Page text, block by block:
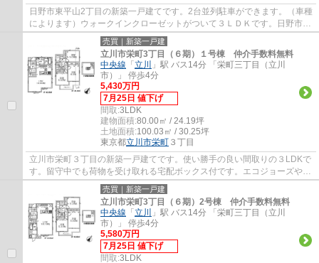
日野市東平山2丁目の新築一戸建てです。2台並列駐車ができます。（車種
によります）ウォークインクローゼットがついて３ＬＤＫです。日野市で
お住まいをお探しなら多摩地区に詳しいエ...
売買｜新築一戸建
立川市栄町3丁目（６期）１号棟 仲介手数料無料
中央線 「 立川
」駅 バス14分 「栄町三丁目（立川
市）」 停歩4分
5,430万円
7月25日 値下げ
間取:3LDK
建物面積:80.00㎡ / 24.19坪
土地面積:100.03㎡ / 30.25坪
東京都立川市栄町 ３丁目
立川市栄町３丁目の新築一戸建てです。使い勝手の良い間取りの３LDKで
す。留守中でも荷物を受け取れる宅配ボックス付です。エコジョーズや食
洗機等、設備も充実しています。立川市でお...
売買｜新築一戸建
立川市栄町3丁目（６期）2号棟 仲介手数料無料
中央線 「 立川
」駅 バス14分 「栄町三丁目（立川
市）」 停歩4分
5,580万円
7月25日 値下げ
間取:3LDK